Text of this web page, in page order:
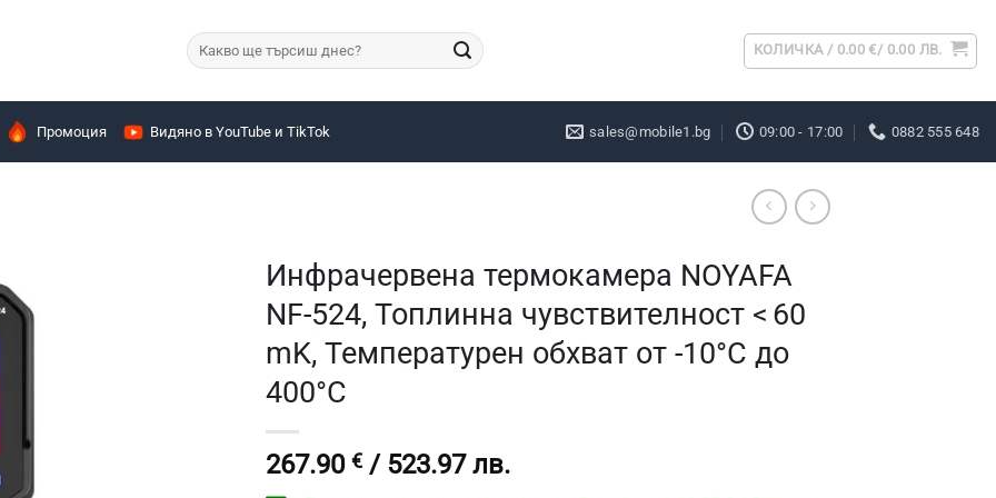
Търсене
за:
КОЛИЧКА / 0.00€/ 0.00 ЛВ.
Промоция Видяно в YouTube и TikTok sales@mobile1.bg 09:00 - 17:00 0882 555 648
Инфрачервена термокамера NOYAFA
NF-524, Топлинна чувствителност < 60
mK, Температурен обхват от -10°C до
400°C
267.90 € / 523.97 лв.